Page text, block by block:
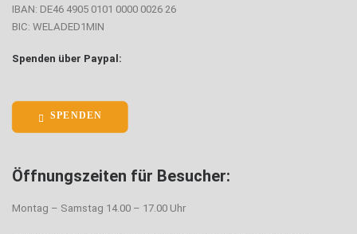
IBAN: DE46 4905 0101 0000 0026 26
BIC: WELADED1MIN
Spenden über Paypal:
SPENDEN
Öffnungszeiten für Besucher:
Montag – Samstag 14.00 – 17.00 Uhr